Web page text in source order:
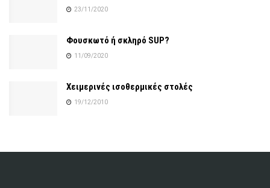
23/11/2020
Φουσκωτό ή σκληρό SUP?
11/09/2020
Χειμερινές ισοθερμικές στολές
19/12/2010